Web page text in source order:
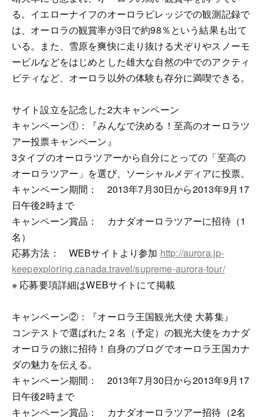
る。イエローナイフのオーロラビレッジでの観測記録で
は、オーロラの観賞率が3日で約98％という結果も出て
いる。また、雪原を爽快に走り抜ける犬ぞりやスノーモ
ービルなどをはじめとした雄大な自然の中でのアクティ
ビティなど、オーロラ以外の体験も存分に満喫できる。
サイト設立を記念した2大キャンペーン
キャンペーン①：『みんなで決める！至高のオーロラツ
アー投票キャンペーン』
3タイプのオーロラツアーから自分にとっての「至高の
オーロラツアー」を選び、ソーシャルメディアに投票。
キャンペーン期間： 2013年7月30日から2013年9月17
日午後2時まで
キャンペーン賞品： カナダオーロラツアーに招待（1
名）
応募方法： WEBサイトより参加 http://aurora.jp-
keepexploring.canada.travel/supreme-aurora-tour/
※ 応募要項詳細はWEBサイトにて掲載
キャンペーン②：『オーロラ王国観光大使 大募集』
コンテストで選ばれた２名（予定）の観光大使をカナダ
オーロラの旅に招待！自身のブログでオーロラ王国カナ
ダの魅力を伝える。
キャンペーン期間： 2013年7月30日から2013年9月17
日午後2時まで
キャンペーン賞品： カナダオーロラツアー招待（2名